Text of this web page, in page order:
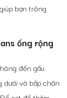
bạn trông
ống rộng
đến gấu
dưới và bắp chân